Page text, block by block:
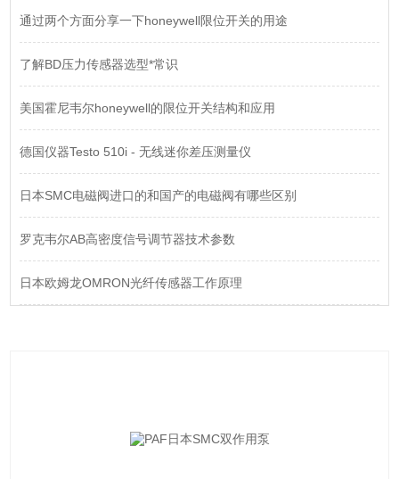
通过两个方面分享一下honeywell限位开关的用途
了解BD压力传感器选型*常识
美国霍尼韦尔honeywell的限位开关结构和应用
德国仪器Testo 510i - 无线迷你差压测量仪
日本SMC电磁阀进口的和国产的电磁阀有哪些区别
罗克韦尔AB高密度信号调节器技术参数
日本欧姆龙OMRON光纤传感器工作原理